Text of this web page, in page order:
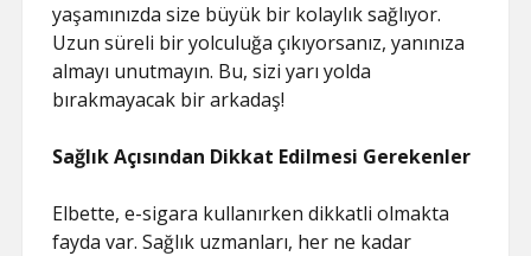
yaşamınızda size büyük bir kolaylık sağlıyor.
Uzun süreli bir yolculuğa çıkıyorsanız, yanınıza
almayı unutmayın. Bu, sizi yarı yolda
bırakmayacak bir arkadaş!
Sağlık Açısından Dikkat Edilmesi Gerekenler
Elbette, e-sigara kullanırken dikkatli olmakta
fayda var. Sağlık uzmanları, her ne kadar